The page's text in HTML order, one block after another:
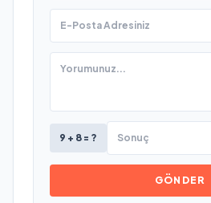
9 + 8 = ?
GÖNDER